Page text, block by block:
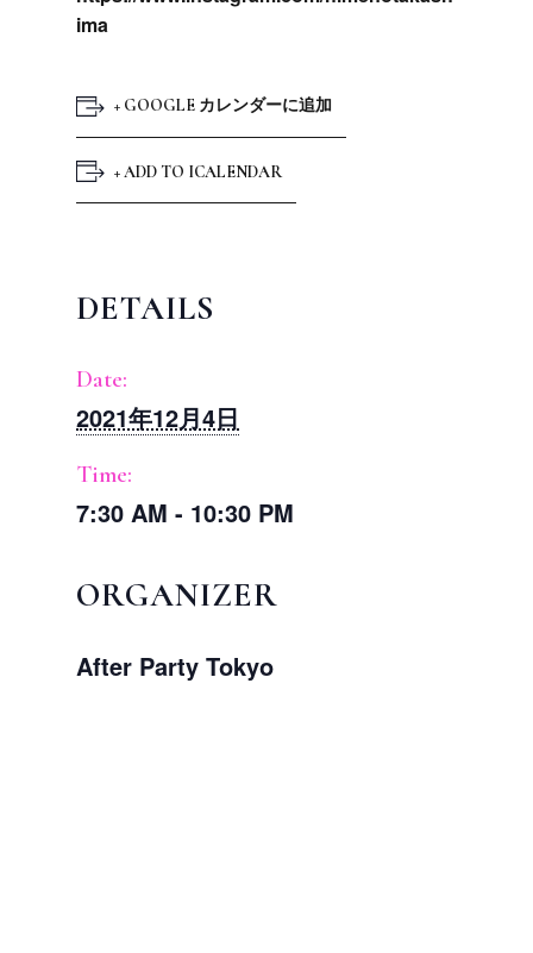
ima
+ GOOGLE カレンダーに追加
+ ADD TO ICALENDAR
DETAILS
Date:
2021年12月4日
Time:
7:30 AM - 10:30 PM
ORGANIZER
After Party Tokyo